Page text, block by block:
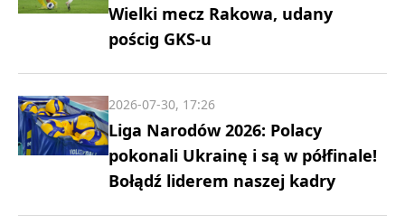
Wielki mecz Rakowa, udany
pościg GKS-u
Liga Narodów 2026: Polacy
pokonali Ukrainę i są w półfinale!
Bołądź liderem naszej kadry
2026-07-30, 17:26